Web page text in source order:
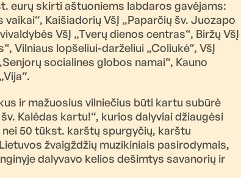
eurų skirti aštuoniems labdaros gavėjams:
Kaišiadorių VšĮ „Paparčių šv. Juozapo
VšĮ „Tverų dienos centras“, Biržų VšĮ
Vilniaus lopšeliui-darželiui „Coliukė“, VšĮ
socialines globos namai“, Kauno
ir mažuosius vilniečius būti kartu subūrė
Kalėdas kartu!“, kurios dalyviai džiaugėsi
nei 50 tūkst. karštų spurgyčių, karštu
žvaigždžių muzikiniais pasirodymais,
dalyvavo kelios dešimtys savanorių ir